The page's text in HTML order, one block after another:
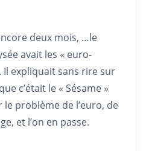
deux mois, …le
avait les « euro-
Il expliquait sans rire sur
c’était le « Sésame »
problème de l’euro, de
et l’on en passe.